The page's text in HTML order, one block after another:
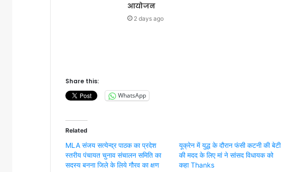
आयोजन
2 days ago
Share this:
WhatsApp
Related
MLA संजय सत्येन्द्र पाठक का प्रदेश
स्तरीय पंचायत चुनाव संचालन समिति का
सदस्य बनना जिले के लिये गौरव का क्षण
यूक्रेन में युद्ध के दौरान फंसी कटनी की बेटी
की मदद के लिए मां ने सांसद विधायक को
कहा Thanks